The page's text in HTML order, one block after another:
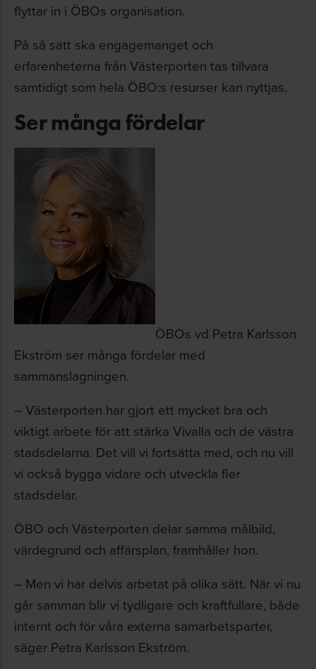
flyttar in i ÖBOs organisation.
På så sätt ska engagemanget och
erfarenheterna från Västerporten tas tillvara
samtidigt som hela ÖBO:s resurser kan nyttjas.
Ser många fördelar
ÖBOs vd Petra Karlsson
Ekström ser många fördelar med
sammanslagningen.
– Västerporten har gjort ett mycket bra och
viktigt arbete för att stärka Vivalla och de västra
stadsdelarna. Det vill vi fortsätta med, och nu vill
vi också bygga vidare och utveckla fler
stadsdelar.
ÖBO och Västerporten delar samma målbild,
värdegrund och affärsplan, framhåller hon.
– Men vi har delvis arbetat på olika sätt. När vi nu
går samman blir vi tydligare och kraftfullare, både
internt och för våra externa samarbetsparter,
säger Petra Karlsson Ekström.